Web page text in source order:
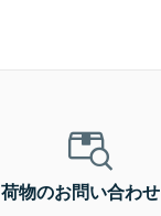
荷物のお問い合わせ